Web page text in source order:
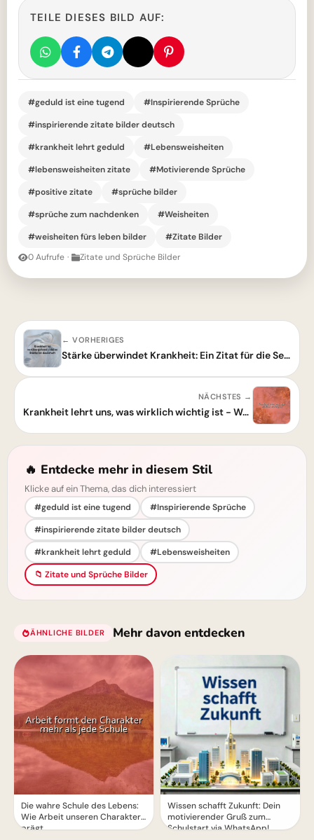
TEILE DIESES BILD AUF:
#geduld ist eine tugend
#Inspirierende Sprüche
#inspirierende zitate bilder deutsch
#krankheit lehrt geduld
#Lebensweisheiten
#lebensweisheiten zitate
#Motivierende Sprüche
#positive zitate
#sprüche bilder
#sprüche zum nachdenken
#Weisheiten
#weisheiten fürs leben bilder
#Zitate Bilder
0 Aufrufe · Zitate und Sprüche Bilder
← VORHERIGES
Stärke überwindet Krankheit: Ein Zitat für die Seele
NÄCHSTES →
Krankheit lehrt uns, was wirklich wichtig ist - Weisheit
🔥 Entdecke mehr in diesem Stil
Klicke auf ein Thema, das dich interessiert
#geduld ist eine tugend
#Inspirierende Sprüche
#inspirierende zitate bilder deutsch
#krankheit lehrt geduld
#Lebensweisheiten
📁 Zitate und Sprüche Bilder
ÄHNLICHE BILDER Mehr davon entdecken
Die wahre Schule des Lebens:
Wie Arbeit unseren Charakter
prägt
Wissen schafft Zukunft: Dein
motivierender Gruß zum
Schulstart via WhatsApp!